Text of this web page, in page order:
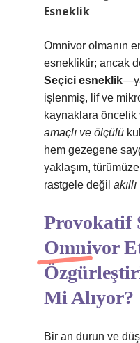
Esneklik
Omnivor olmanın
esnekliktir; ancak
Seçici esneklik
işlenmiş, lif ve
kaynaklara öncelik
amaçlı ve ölçülü
hem gezegene
yaklaşım,
rastgele değil akıllı
Provokatif
Omnivor
Mi Alıyor?
Bir an durun ve